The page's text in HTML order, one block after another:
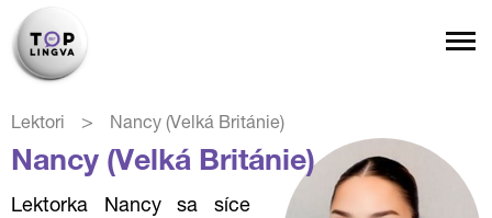
Lektori > Nancy (Velká Británie)
Nancy (Velká Británie)
Lektorka Nancy sa síce